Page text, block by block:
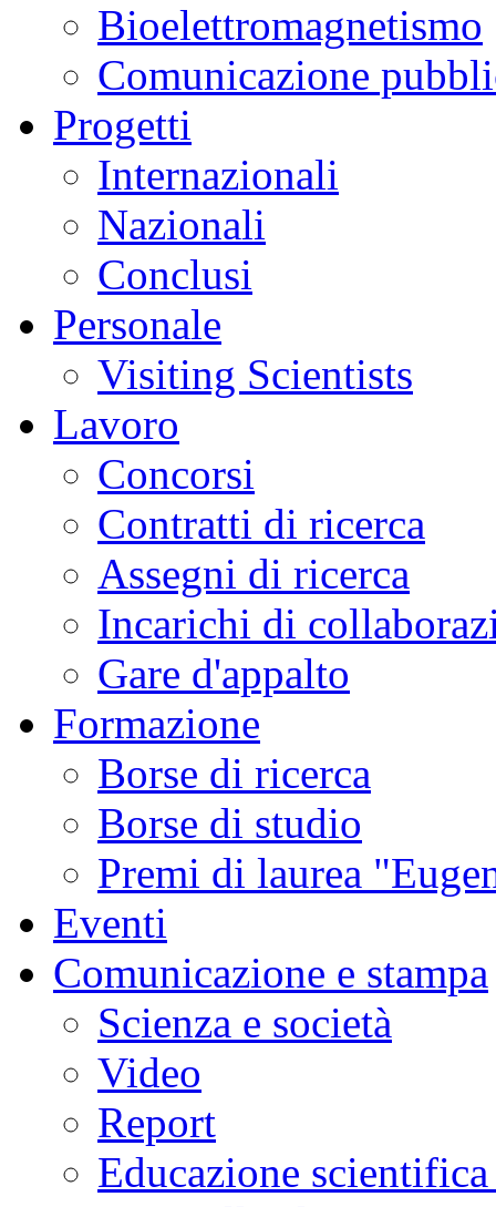
Bioelettromagnetismo
Comunicazione
Progetti
Internazionali
Nazionali
Conclusi
Personale
Visiting Scientists
Lavoro
Concorsi
Contratti di ricerca
Assegni di ricerca
Incarichi di
Gare d'appalto
Formazione
Borse di ricerca
Borse di studio
Premi di laurea
Eventi
Comunicazione e stampa
Scienza e società
Video
Report
Educazione